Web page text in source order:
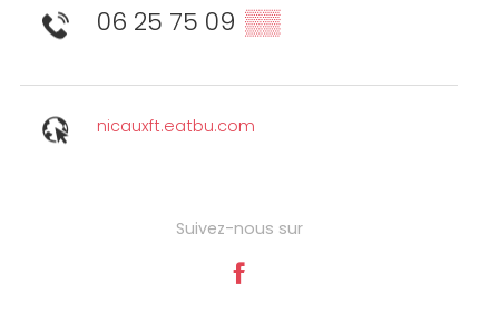
06 25 75 09 ▒▒
nicauxft.eatbu.com
Suivez-nous sur